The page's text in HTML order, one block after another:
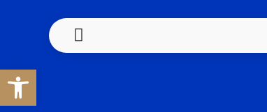
Abrir barra de herramientas